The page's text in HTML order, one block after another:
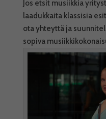
Jos etsit musiikkia
laadukkaita klassisia
ota yhteyttä ja
sopiva